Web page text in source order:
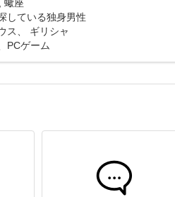
蠍座
している独身男性
ス、 ギリシャ
PCゲーム